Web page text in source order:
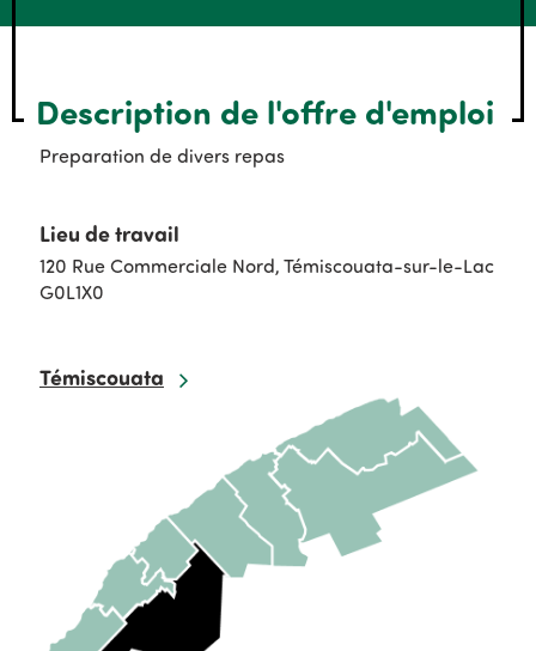
Description de l'offre d'emploi
Preparation de divers repas
Lieu de travail
120 Rue Commerciale Nord, Témiscouata-sur-le-Lac
G0L1X0
Témiscouata